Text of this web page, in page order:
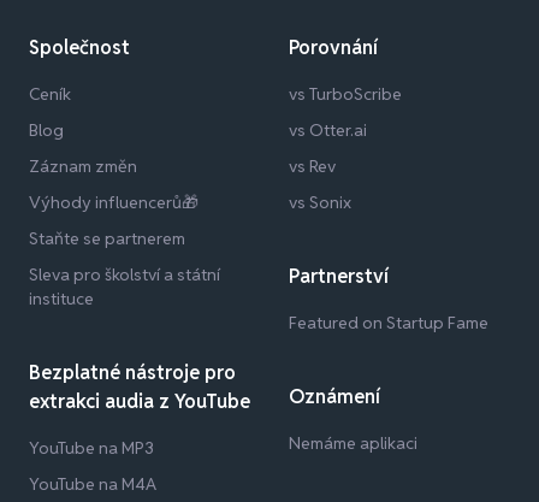
Společnost
Ceník
Blog
Záznam změn
Výhody influencerů🎁
Staňte se partnerem
Sleva pro školství a státní
instituce
Bezplatné nástroje pro
extrakci audia z YouTube
YouTube na MP3
YouTube na M4A
Porovnání
vs TurboScribe
vs Otter.ai
vs Rev
vs Sonix
Partnerství
Featured on Startup Fame
Oznámení
Nemáme aplikaci